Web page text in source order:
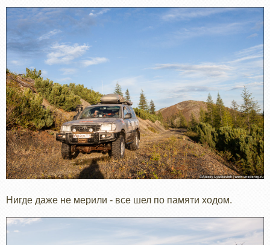
Нигде даже не мерили - все шел по памяти ходом.